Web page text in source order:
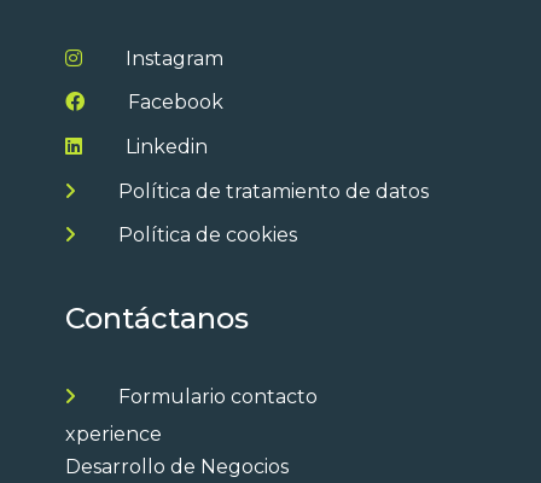
Instagram
Facebook
Linkedin
Política de tratamiento de datos
Política de cookies
Contáctanos
Formulario contacto
xperience
Desarrollo de Negocios